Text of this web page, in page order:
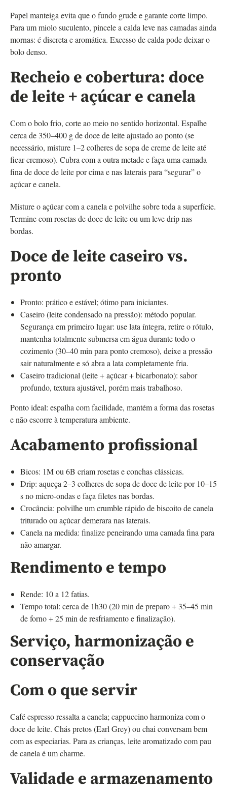
Papel manteiga evita que o fundo grude e garante corte limpo.
Para um miolo suculento, pincele a calda leve nas camadas ainda
mornas: é discreta e aromática. Excesso de calda pode deixar o
bolo denso.
Recheio e cobertura: doce
de leite + açúcar e canela
Com o bolo frio, corte ao meio no sentido horizontal. Espalhe
cerca de 350–400 g de doce de leite ajustado ao ponto (se
necessário, misture 1–2 colheres de sopa de creme de leite até
ficar cremoso). Cubra com a outra metade e faça uma camada
fina de doce de leite por cima e nas laterais para “segurar” o
açúcar e canela.
Misture o açúcar com a canela e polvilhe sobre toda a superfície.
Termine com rosetas de doce de leite ou um leve drip nas
bordas.
Doce de leite caseiro vs.
pronto
Pronto: prático e estável; ótimo para iniciantes.
Caseiro (leite condensado na pressão): método popular.
Segurança em primeiro lugar: use lata íntegra, retire o rótulo,
mantenha totalmente submersa em água durante todo o
cozimento (30–40 min para ponto cremoso), deixe a pressão
sair naturalmente e só abra a lata completamente fria.
Caseiro tradicional (leite + açúcar + bicarbonato): sabor
profundo, textura ajustável, porém mais trabalhoso.
Ponto ideal: espalha com facilidade, mantém a forma das rosetas
e não escorre à temperatura ambiente.
Acabamento profissional
Bicos: 1M ou 6B criam rosetas e conchas clássicas.
Drip: aqueça 2–3 colheres de sopa de doce de leite por 10–15
s no micro-ondas e faça filetes nas bordas.
Crocância: polvilhe um crumble rápido de biscoito de canela
triturado ou açúcar demerara nas laterais.
Canela na medida: finalize peneirando uma camada fina para
não amargar.
Rendimento e tempo
Rende: 10 a 12 fatias.
Tempo total: cerca de 1h30 (20 min de preparo + 35–45 min
de forno + 25 min de resfriamento e finalização).
Serviço, harmonização e
conservação
Com o que servir
Café espresso ressalta a canela; cappuccino harmoniza com o
doce de leite. Chás pretos (Earl Grey) ou chai conversam bem
com as especiarias. Para as crianças, leite aromatizado com pau
de canela é um charme.
Validade e armazenamento